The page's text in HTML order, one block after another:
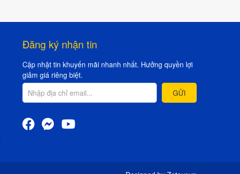
Đăng ký nhận tin
Cập nhật tin khuyến mãi nhanh nhất. Hưởng quyền lợi
giảm giá riêng biệt.